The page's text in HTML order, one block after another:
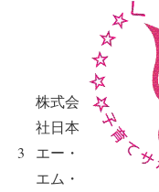
3
株式会
社日本
エー・
エム・